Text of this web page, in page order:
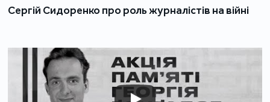
Сергій Сидоренко про роль журналістів на війні